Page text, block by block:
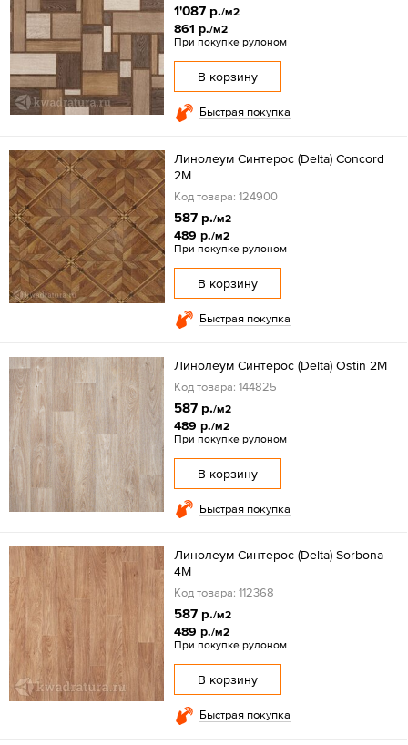
1'087 р./м2
861 р./м2
При покупке рулоном
В корзину
Быстрая покупка
Линолеум Синтерос (Delta) Concord
2M
Код товара: 124900
587 р./м2
489 р./м2
При покупке рулоном
В корзину
Быстрая покупка
Линолеум Синтерос (Delta) Ostin 2M
Код товара: 144825
587 р./м2
489 р./м2
При покупке рулоном
В корзину
Быстрая покупка
Линолеум Синтерос (Delta) Sorbona
4M
Код товара: 112368
587 р./м2
489 р./м2
При покупке рулоном
В корзину
Быстрая покупка